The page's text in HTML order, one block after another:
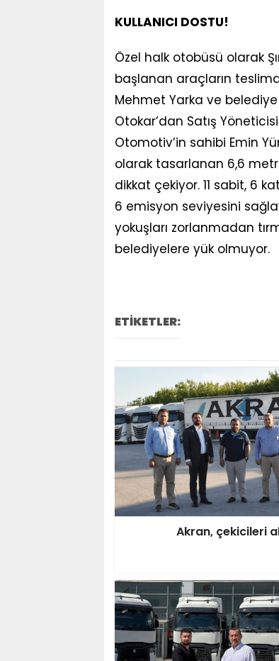
KULLANICI DOSTU!
Özel halk otobüsü olarak
başlanan araçların
Mehmet Yarka ve
Otokar’dan Satış
Otomotiv’in sahibi Emin
olarak tasarlanan 6,6
dikkat çekiyor. 11 sabit, 6
6 emisyon seviyesini
yokuşları zorlanmadan
belediyelere yük olmuyor.
ETİKETLER:
Akran, çekicileri